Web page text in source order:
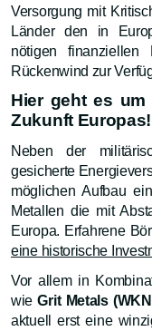
Versorgung mit
Länder den in
nötigen
Rückenwind zur
Hier geht es
Zukunft Europas!
Neben der
gesicherte
möglichen Aufbau
Metallen die mit
Europa. Erfahrene
eine historische
Vor allem in
wieGrit Metals
aktuell erst eine